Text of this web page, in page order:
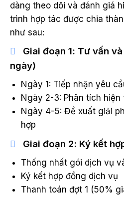
dàng theo dõi và đánh giá
trình hợp tác được chia
như sau:
Giai đoạn 1: Tư vấn
ngày)
Ngày 1: Tiếp nhận yêu
Ngày 2-3: Phân tích
Ngày 4-5: Đề xuất giải
hợp
Giai đoạn 2: Ký kết
Thống nhất gói dịch vụ
Ký kết hợp đồng dịch vụ
Thanh toán đợt 1 (50%